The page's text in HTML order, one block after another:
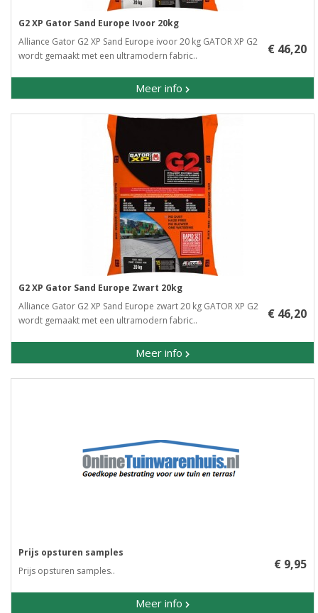
G2 XP Gator Sand Europe Ivoor 20kg
Alliance Gator G2 XP Sand Europe ivoor 20 kg GATOR XP G2
wordt gemaakt met een ultramodern fabric..
Meer info
€ 46,20
G2 XP Gator Sand Europe Zwart 20kg
Alliance Gator G2 XP Sand Europe zwart 20 kg GATOR XP G2
wordt gemaakt met een ultramodern fabric..
Meer info
€ 46,20
Prijs opsturen samples
Prijs opsturen samples..
Meer info
€ 9,95